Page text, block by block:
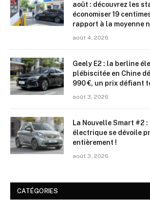
août : découvrez les
économiser 19
rapport à la moyenne
août 4, 2026
Geely E2 : la berline
plébiscitée en Chine
990 €, un prix défiant
août 3, 2026
La Nouvelle Smart #2
électrique se dévoile
entièrement !
août 3, 2026
CATÉGORIES